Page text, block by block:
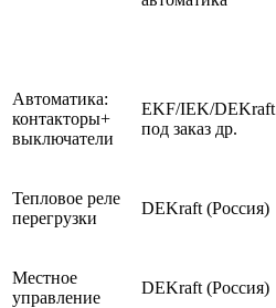
Автоматика:
контакторы+
выключатели
EKF/IEK/DEKraft
под заказ др.
Тепловое реле
перегрузки
DEKraft (Россия)
Местное
управление
DEKraft (Россия)